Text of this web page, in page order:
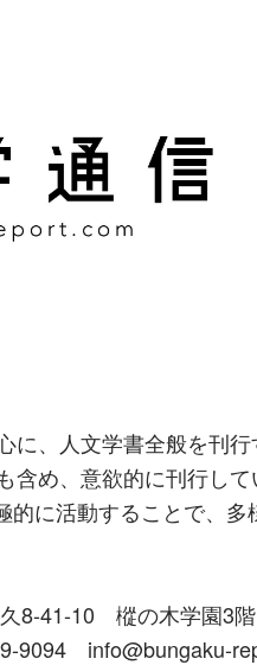
、人文学書全般を刊行
め、意欲的に刊行して
に活動することで、
8-41-10 樅の木学園3階
9094 info@bungaku-